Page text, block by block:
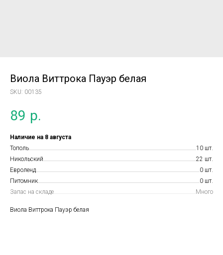
Виола Виттрока Пауэр белая
SKU: 00135
89 р.
Наличие на 8 августа
Тополь
10 шт.
Никольский
22 шт.
Евроленд
0 шт.
Питомник
0 шт.
Запас на складе
Много
Виола Виттрока Пауэр белая